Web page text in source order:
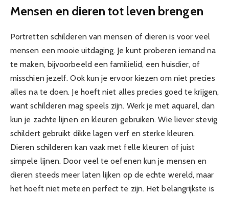
Mensen en dieren tot leven brengen
Portretten schilderen van mensen of dieren is voor veel
mensen een mooie uitdaging. Je kunt proberen iemand na
te maken, bijvoorbeeld een familielid, een huisdier, of
misschien jezelf. Ook kun je ervoor kiezen om niet precies
alles na te doen. Je hoeft niet alles precies goed te krijgen,
want schilderen mag speels zijn. Werk je met aquarel, dan
kun je zachte lijnen en kleuren gebruiken. Wie liever stevig
schildert gebruikt dikke lagen verf en sterke kleuren.
Dieren schilderen kan vaak met felle kleuren of juist
simpele lijnen. Door veel te oefenen kun je mensen en
dieren steeds meer laten lijken op de echte wereld, maar
het hoeft niet meteen perfect te zijn. Het belangrijkste is